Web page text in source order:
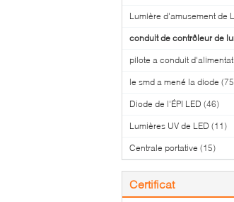
Lumière d'amusement de
conduit de contrôleur de
pilote a conduit
le smd a mené la diode
Diode de l'ÉPI LED (46)
Lumières UV de LED (11)
Centrale portative (15)
Certificat